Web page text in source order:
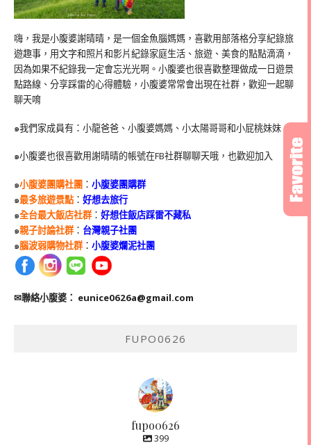
嗨，我是小腹婆謝晴晴，是一個金魚腦媽媽，喜歡用部落格分享紀錄旅
遊趣事，用文字和照片和影片紀錄家庭生活、旅遊、美食的點點滴滴，
因為如果不紀錄我一定會忘光光啊。小腹婆也很喜歡整理做成一日遊景
點路線、分享踩雷的心得體驗，小腹婆常常會出現在社群，歡迎一起聊
聊天唷
๑我們家成員有：小龍爸爸、小腹婆媽媽、小太陽哥哥和小屁桃妹妹
๑小腹婆也很喜歡用謝晴晴的帳號在FB社群聊聊天哦，也歡迎加入
๑小腹婆團購社團 ： 小腹婆團購群
๑最多旅遊景點： 好想去旅行
๑全台最大飯店社群： 好想住飯店踩雷不藏私
๑親子討論社群： 台灣親子社團
๑腦波弱購物社群： 小腹婆爛泥社團
✉聯絡小腹婆： eunice0626a@gmail.com
FUPO0626
fupo0626
399